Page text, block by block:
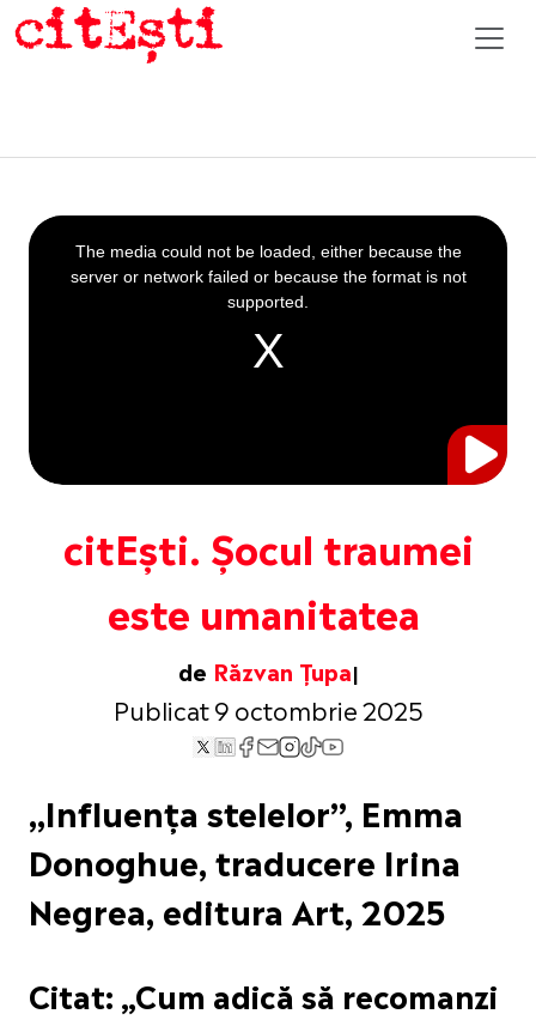
citEști. Șocul traumei
este umanitatea
de Răzvan Țupa
Publicat 9 octombrie 2025
This
is
a
The media could not be loaded, either because the
server or network failed or because the format is not
supported.
„Influența stelelor”, Emma
Donoghue, traducere Irina
Negrea, editura Art, 2025
Citat: „Cum adică să recomanzi